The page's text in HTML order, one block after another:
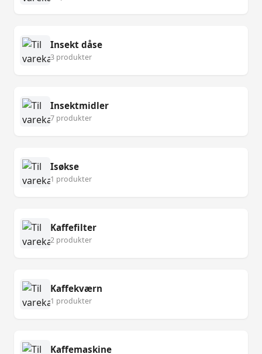
Insekt dåse
3 produkter
Insektmidler
7 produkter
Isøkse
1 produkter
Kaffefilter
2 produkter
Kaffekværn
1 produkter
Kaffemaskine